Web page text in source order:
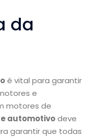
da
é vital para garantir
e
motores de
automotivodeve
garantir que todas